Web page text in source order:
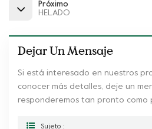
Próximo
HELADO
Dejar Un Mensaje
Si está interesado en nuestros
conocer más detalles, deje un
responderemos tan pronto como
Sujeto :